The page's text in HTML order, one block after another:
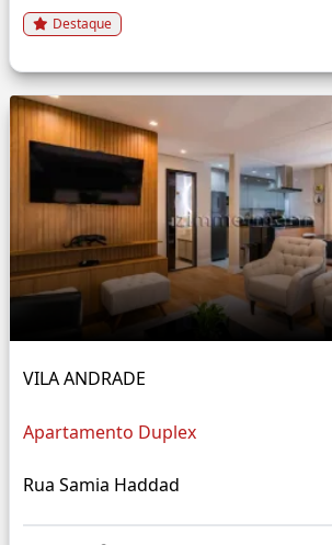
Destaque
VILA ANDRADE
Apartamento Duplex
Rua Samia Haddad